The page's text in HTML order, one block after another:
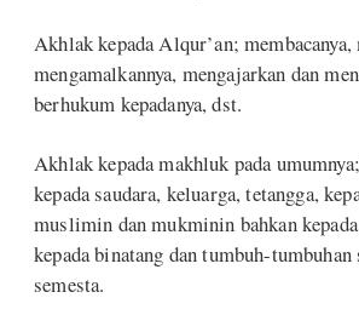
Akhlak kepada Alqur’an; membacanya,
mengamalkannya, mengajarkan dan
berhukum kepadanya, dst.
Akhlak kepada makhluk pada
kepada saudara, keluarga, tetangga,
muslimin dan mukminin bahkan
kepada binatang dan tumbuh-tumbuhan
semesta.